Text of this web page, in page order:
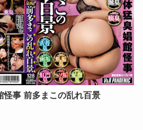
怪事 前多まこの乱れ百景